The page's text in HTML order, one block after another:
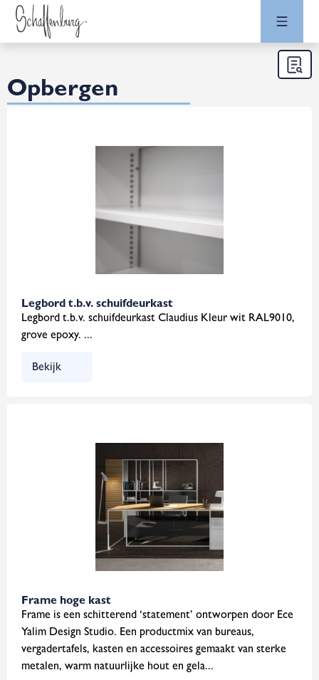
Opbergen
Legbord t.b.v. schuifdeurkast
Legbord t.b.v. schuifdeurkast Claudius Kleur wit RAL9010,
grove epoxy. ...
Bekijk
Frame hoge kast
Frame is een schitterend ‘statement’ ontworpen door Ece
Yalim Design Studio. Een productmix van bureaus,
vergadertafels, kasten en accessoires gemaakt van sterke
metalen, warm natuurlijke hout en gela...